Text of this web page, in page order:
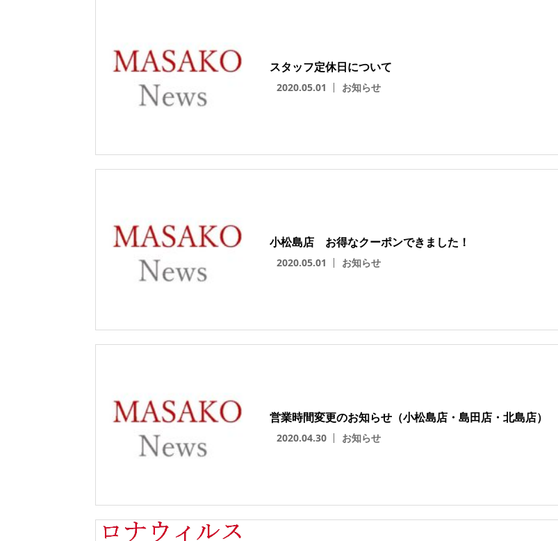
スタッフ定休日について
2020.05.01 お知らせ
小松島店 お得なクーポンできました！
2020.05.01 お知らせ
営業時間変更のお知らせ（小松島店・島田店・北島店）
2020.04.30 お知らせ